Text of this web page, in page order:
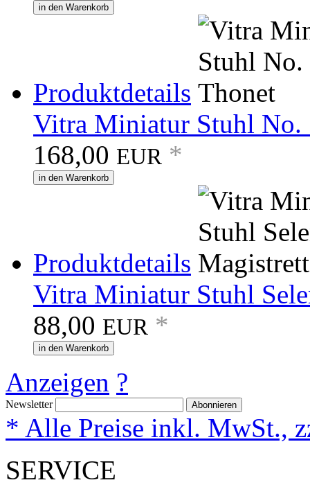
in den Warenkorb
Produktdetails
Vitra Miniatur Stuhl No.
168,00 EUR *
in den Warenkorb
Produktdetails
Vitra Miniatur Stuhl
88,00 EUR *
in den Warenkorb
Anzeigen ?
Newsletter Abonnieren
* Alle Preise inkl. MwSt.,
SERVICE